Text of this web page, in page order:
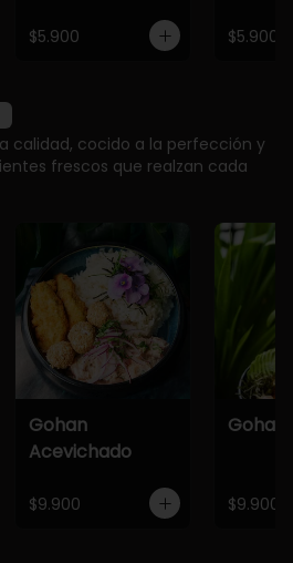
$5.900 $5.900
calidad, cocido a la perfección y
frescos que realzan cada
Gohan
Acevichado
$9.900
Gohan
$9.900